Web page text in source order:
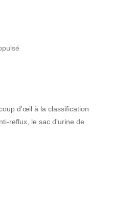
d'œil à la classification
reflux, le sac d'urine de